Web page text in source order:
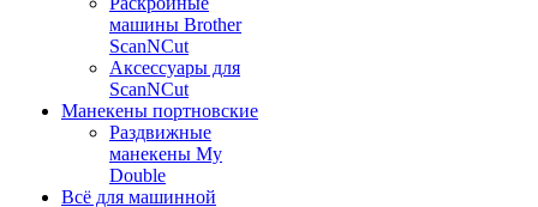
машины Brother
ScanNCut
Аксессуары для
ScanNCut
Манекены портновские
Раздвижные
манекены My
Double
Всё для машинной